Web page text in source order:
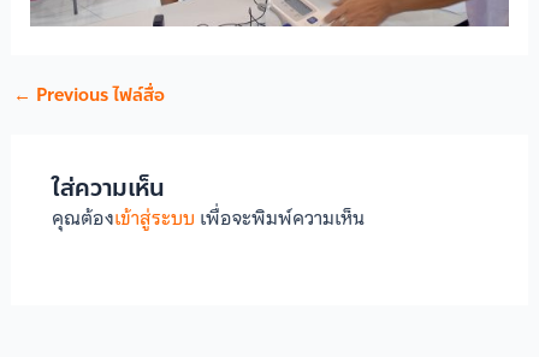
← Previous ไฟล์สื่อ
ใส่ความเห็น
คุณต้องเข้าสู่ระบบ เพื่อจะพิมพ์ความเห็น